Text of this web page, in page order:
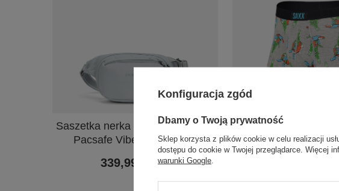
Saszetka nerka antykradzieżowa
Pacsafe Vibe 100 - Szara
339,99 zł szt.
Bokserki męskie
SAXX VIBE Boxer
szare
Konfiguracja zgód
Dbamy o Twoją prywatność
Sklep korzysta z plików cookie w celu realizacji
dostępu do cookie w Twojej przeglądarce. Więcej
warunki Google